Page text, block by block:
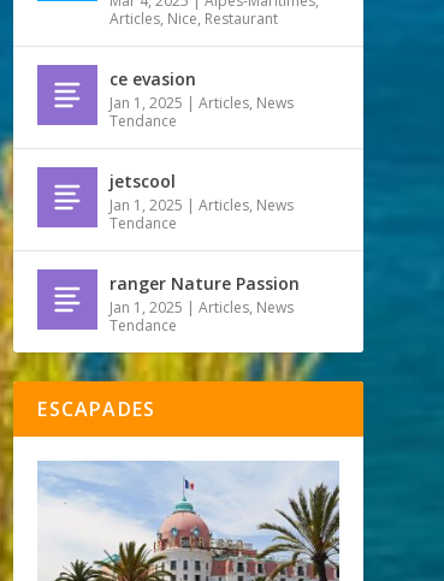
Articles, Nice, Restaurant
ce evasion
Jan 1, 2025 |Articles, News
Tendance
jetscool
Jan 1, 2025 |Articles, News
Tendance
ranger Nature Passion
Jan 1, 2025 |Articles, News
Tendance
ESCAPADES